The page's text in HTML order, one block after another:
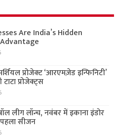
Are India’s Hidden
प्रोजेक्ट ‘आरएमज़ेड इन्फिनिटी’
प्रोजेक्ट्स
लीग लॉन्च, नवंबर में इकाना इंडोर
सीजन